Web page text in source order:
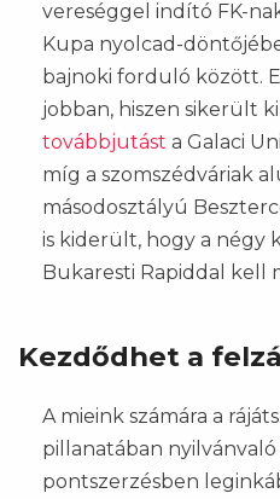
vereséggel indító FK-
Kupa nyolcad-
bajnoki forduló között.
jobban, hiszen sikerült
továbbjutást a Galaci
míg a szomszédváriak
másodosztályú
is kiderült, hogy a négy
Bukaresti Rapiddal kell
Kezdődhet a
A mieink számára a
pillanatában
pontszerzésben